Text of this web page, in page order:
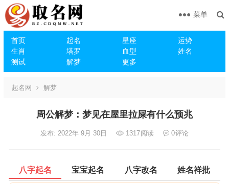
首页 起名 星座
运势
生肖
塔罗 血型
姓名
测试
解梦 更多
菜单
起名网 解梦
周公解梦：梦见在屋里拉屎有什么预兆
发布: 2022年 9月 30日 1317阅读 0评论
八字起名 宝宝起名 八字改名 姓名祥批